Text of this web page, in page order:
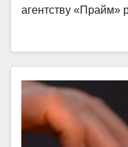
агентству «Прайм»